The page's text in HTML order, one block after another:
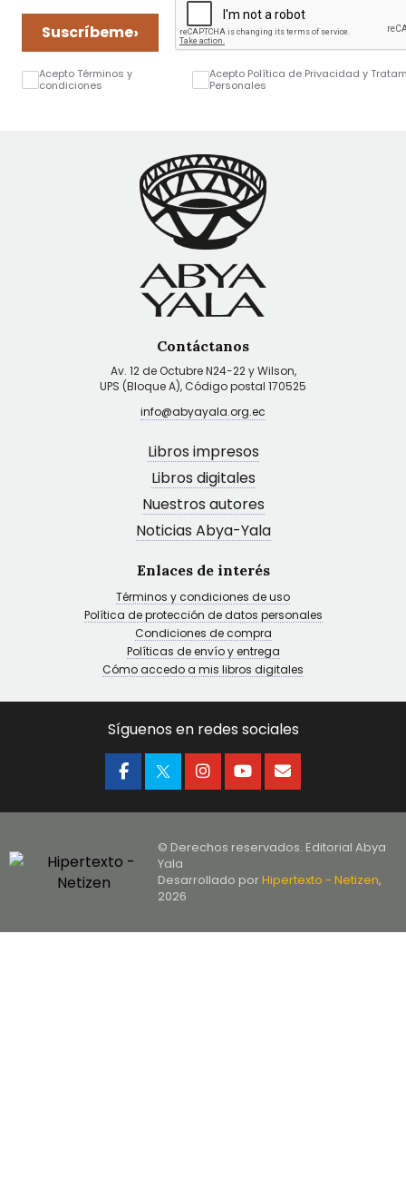
Suscríbeme›
Acepto Términos y
condiciones
Acepto Política de Privacidad y
Personales
Contáctanos
Av. 12 de Octubre N24-22 y Wilson,
UPS (Bloque A), Código postal 170525
info@abyayala.org.ec
Libros impresos
Libros digitales
Nuestros autores
Noticias Abya-Yala
Enlaces de interés
Términos y condiciones de uso
Política de protección de datos personales
Condiciones de compra
Políticas de envío y entrega
Cómo accedo a mis libros digitales
Síguenos en redes sociales
© Derechos reservados. Editorial Abya
Yala
Desarrollado porHipertexto - Netizen,
2026